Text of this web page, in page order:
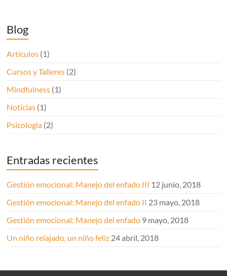
Blog
Artículos (1)
Cursos y Talleres (2)
Mindfulness (1)
Noticias (1)
Psicologia (2)
Entradas recientes
Gestión emocional: Manejo del enfado III 12 junio, 2018
Gestión emocional: Manejo del enfado II 23 mayo, 2018
Gestión emocional: Manejo del enfado 9 mayo, 2018
Un niño relajado, un niño feliz 24 abril, 2018